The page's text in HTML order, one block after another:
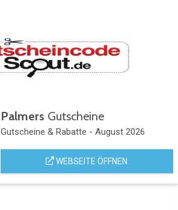
Palmers Gutscheine
Gutscheine & Rabatte - August 2026
WEBSEITE ÖFFNEN